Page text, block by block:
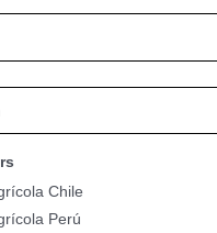
Chile
Perú